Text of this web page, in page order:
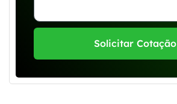
Solicitar Cotação